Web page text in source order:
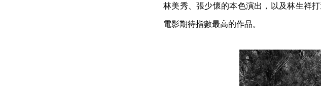
林美秀、張少懷的本色演出，以及林生祥
電影期待指數最高的作品。